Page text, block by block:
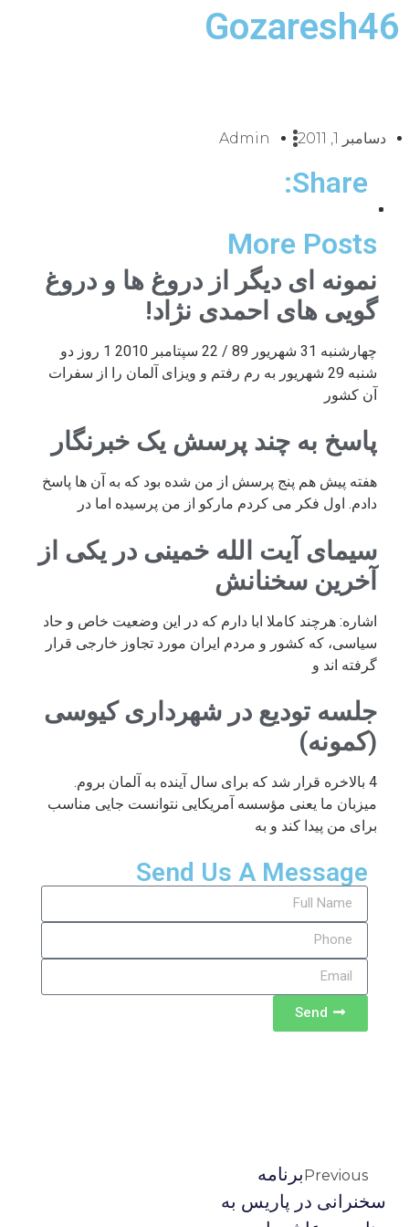
Gozaresh46
دسامبر 1, 2011 Admin
Share:
More Posts
نمونه ای دیگر از دروغ ها و دروغ
گویی های احمدی نژاد!
چهارشنبه 31 شهریور 89 / 22 سپتامبر 2010 1 روز دو
شنبه 29 شهریور به رم رفتم و ویزای آلمان را از سفرات
آن کشور
پاسخ به چند پرسش یک خبرنگار
هفته پیش هم پنج پرسش از من شده بود که به آن ها پاسخ
دادم. اول فکر می کردم مارکو از من پرسیده اما در
سیمای آیت الله خمینی در یکی از
آخرین سخنانش
اشاره: هرچند کاملا ابا دارم که در این وضعیت خاص و حاد
سیاسی، که کشور و مردم ایران مورد تجاوز خارجی قرار
گرفته اند و
جلسه تودیع در شهرداری کیوسی
(کمونه)
4 بالاخره قرار شد که برای سال آینده به آلمان بروم.
میزبان ما یعنی مؤسسه آمریکایی نتوانست جایی مناسب
برای من پیدا کند و به
Send Us A Message
Send
Previousبرنامه
سخنرانی در پاریس به